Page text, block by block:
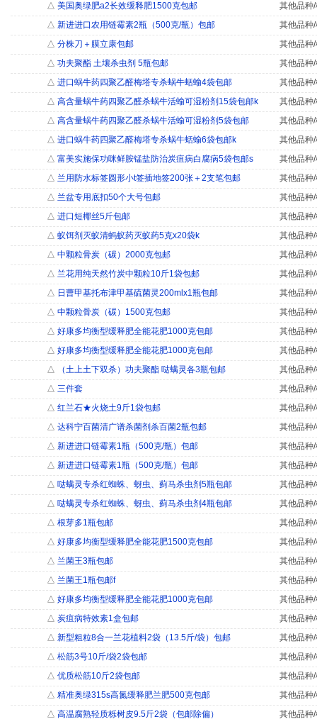
△ 美国奥绿肥a2长效缓释肥1500克包邮
其他品种
△ 新进进口农用链霉素2瓶（500克/瓶）包邮
其他品种
△ 分株刀＋膜立康包邮
其他品种
△ 功夫聚酯 土壤杀虫剂 5瓶包邮
其他品种
△ 进口蜗牛药四聚乙醛梅塔专杀蜗牛蛞蝓4袋包邮
其他品种
△ 高含量蜗牛药四聚乙醛杀蜗牛活蝓可湿粉剂15袋包邮k
其他品种
△ 高含量蜗牛药四聚乙醛杀蜗牛活蝓可湿粉剂5袋包邮
其他品种
△ 进口蜗牛药四聚乙醛梅塔专杀蜗牛蛞蝓6袋包邮k
其他品种
△ 富美实施保功咪鲜胺锰盐防治炭疽病白腐病5袋包邮s
其他品种
△ 兰用防水标签圆形小t签插地签200张＋2支笔包邮
其他品种
△ 兰盆专用底扣50个大号包邮
其他品种
△ 进口短椰丝5斤包邮
其他品种
△ 蚁饵剂灭蚁清蚂蚁药灭蚁药5克x20袋k
其他品种
△ 中颗粒骨炭（碳）2000克包邮
其他品种
△ 兰花用纯天然竹炭中颗粒10斤1袋包邮
其他品种
△ 日曹甲基托布津甲基硫菌灵200mlx1瓶包邮
其他品种
△ 中颗粒骨炭（碳）1500克包邮
其他品种
△ 好康多均衡型缓释肥全能花肥1000克包邮
其他品种
△ 好康多均衡型缓释肥全能花肥1000克包邮
其他品种
△ （土上土下双杀）功夫聚酯 哒螨灵各3瓶包邮
其他品种
△ 三件套
其他品种
△ 红兰石★火烧土9斤1袋包邮
其他品种
△ 达科宁百菌清广谱杀菌剂杀百菌2瓶包邮
其他品种
△ 新进进口链霉素1瓶（500克/瓶）包邮
其他品种
△ 新进进口链霉素1瓶（500克/瓶）包邮
其他品种
△ 哒螨灵专杀红蜘蛛、蚜虫、蓟马杀虫剂5瓶包邮
其他品种
△ 哒螨灵专杀红蜘蛛、蚜虫、蓟马杀虫剂4瓶包邮
其他品种
△ 根芽多1瓶包邮
其他品种
△ 好康多均衡型缓释肥全能花肥1500克包邮
其他品种
△ 兰菌王3瓶包邮
其他品种
△ 兰菌王1瓶包邮f
其他品种
△ 好康多均衡型缓释肥全能花肥1000克包邮
其他品种
△ 炭疽病特效素1盒包邮
其他品种
△ 新型粗粒8合一兰花植料2袋（13.5斤/袋）包邮
其他品种
△ 松筋3号10斤/袋2袋包邮
其他品种
△ 优质松筋10斤2袋包邮
其他品种
△ 精准奥绿315s高氮缓释肥兰肥500克包邮
其他品种
△ 高温腐熟轻质栎树皮9.5斤2袋（包邮除偏） 其他品种